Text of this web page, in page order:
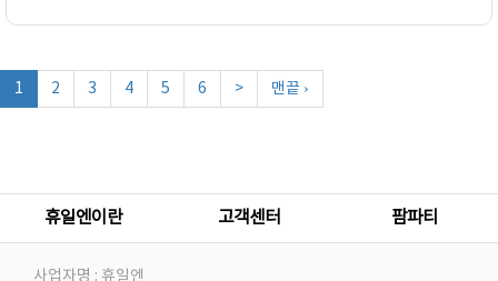
1 2 3 4 5 6 > 맨끝 ›
휴일엔이란 고객센터 팜파티
사업자명 : 휴일엔